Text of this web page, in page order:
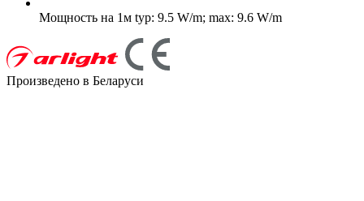
Мощность на 1м typ: 9.5 W/m; max: 9.6 W/m
Произведено в Беларуси